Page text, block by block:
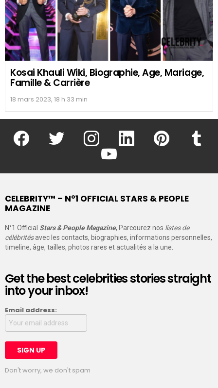
Kosai Khauli Wiki, Biographie, Age, Mariage,
Famille & Carrière
18 mars 2023, 18 h 33 min
facebook twitter instagram linkedin pinterest
youtube
CELEBRITY™ – N°1 OFFICIAL STARS & PEOPLE
MAGAZINE
N°1 Official Stars & People Magazine, Parcourez nos listes de
célébritésavec les contacts, biographies, informations personnelles,
timeline, âge, tailles, photos rares et actualités a la une.
Get the best celebrities stories straight
into your inbox!
Email address:
Don't worry, we don't spam